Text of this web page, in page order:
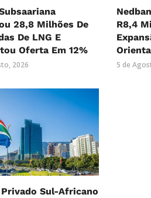
28,8 Milhões De
De LNG E
Oferta Em 12%
2026
R8,4
5 de
Sul-Africano